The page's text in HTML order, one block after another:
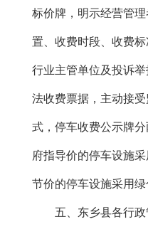
标价牌，明示经营管
置、收费时段、收费标
行业主管单位及投诉
法收费票据，主动接
式，停车收费公示牌
府指导价的停车设施
节价的停车设施采用绿
五、东乡县各行